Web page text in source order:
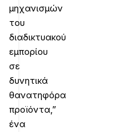
μηχανισμών
του
διαδικτυακού
εμπορίου
σε
δυνητικά
θανατηφόρα
προϊόντα,”
ένα